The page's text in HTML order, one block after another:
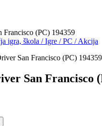
(PC) 194359
igra, škola /Igre /PC /Akcija
San Francisco